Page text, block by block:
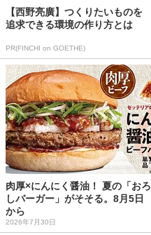
【西野亮廣】つくりたいものを
追求できる環境の作り方とは
PR(FINCHI on GOETHE)
肉厚×にんにく醤油！ 夏の「おろ
しバーガー」がそそる。8月5日
から
2026年7月30日